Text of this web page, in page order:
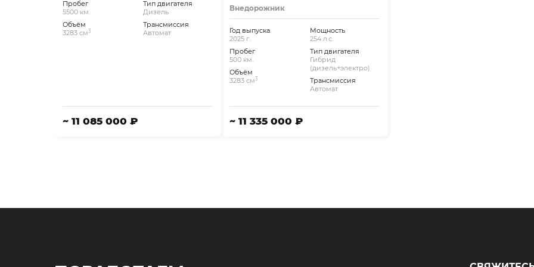
Пробег
5500 км.
Объём
3283 см3
Тип двигателя
Дизель
Трансмиссия
Автомат
~ 11 085 000 ₽
Внедорожник
Год выпуска
2025 г.
Пробег
500 км.
Объём
3283 см3
Мощность
254 л.с.
Тип двигателя
Гибрид
(дизель+электро)
Трансмиссия
Автомат
~ 11 335 000 ₽